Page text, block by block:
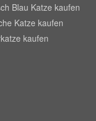
Blau Katze kaufen
Katze kaufen
kaufen